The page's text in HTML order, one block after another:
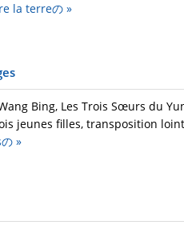
la terreの »
Bing, Les Trois Sœurs du
jeunes filles, transposition
»